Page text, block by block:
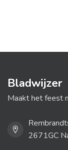
Bladwijzer
Maakt het feest
2671GC